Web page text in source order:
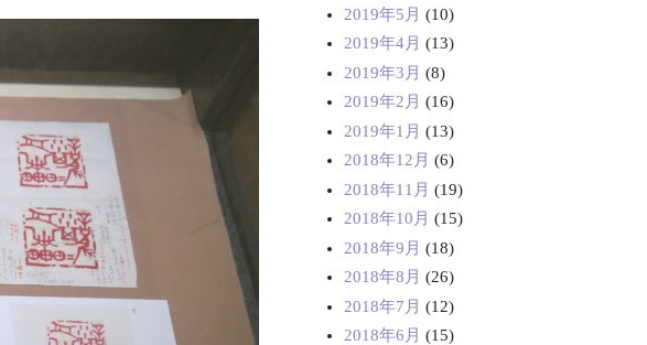
2019年5月 (10)
2019年4月 (13)
2019年3月 (8)
2019年2月 (16)
2019年1月 (13)
2018年12月 (6)
2018年11月 (19)
2018年10月 (15)
2018年9月 (18)
2018年8月 (26)
2018年7月 (12)
2018年6月 (15)